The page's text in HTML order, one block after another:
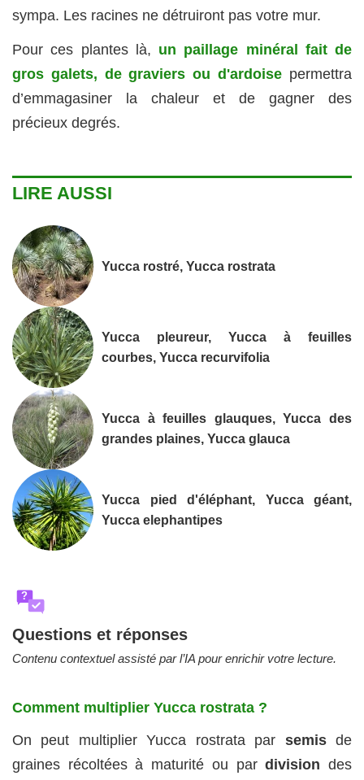
sympa. Les racines ne détruiront pas votre mur.
Pour ces plantes là, un paillage minéral fait de
gros galets, de graviers ou d'ardoise permettra
d’emmagasiner la chaleur et de gagner des
précieux degrés.
LIRE AUSSI
Yucca rostré, Yucca rostrata
Yucca pleureur, Yucca à feuilles
courbes, Yucca recurvifolia
Yucca à feuilles glauques, Yucca des
grandes plaines, Yucca glauca
Yucca pied d'éléphant, Yucca géant,
Yucca elephantipes
?
Questions et réponses
Contenu contextuel assisté par l’IA pour enrichir votre lecture.
Comment multiplier Yucca rostrata ?
On peut multiplier Yucca rostrata par semisde
graines récoltées à maturité ou pardivision des